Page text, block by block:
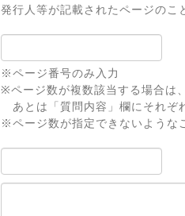
発行人等が記載されたページのこ
※ページ番号のみ入力
※ページ数が複数該当する場合は
あとは「質問内容」欄にそれぞ
※ページ数が指定できないような